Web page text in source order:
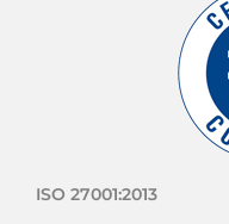
ISO 27001:2013